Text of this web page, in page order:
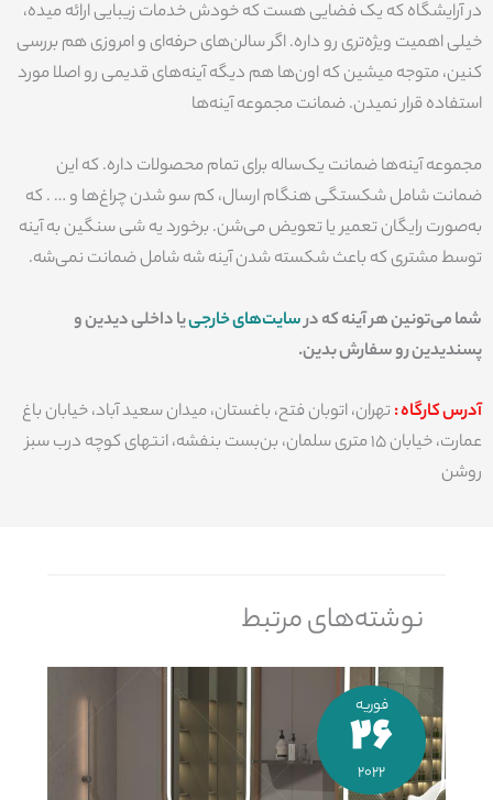
در آرایشگاه که یک فضایی هست که خودش خدمات زیبایی ارائه میده،
خیلی اهمیت ویژه‌تری رو داره. اگر سالن‌های حرفه‌ای و امروزی هم بررسی
کنین، متوجه میشین که اون‌ها هم دیگه آینه‌های قدیمی رو اصلا مورد
استفاده قرار نمیدن. ضمانت مجموعه آینه‌ها
مجموعه آینه‌ها ضمانت یک‌ساله برای تمام محصولات داره. که این
ضمانت شامل شکستگی هنگام ارسال، کم سو شدن چراغ‌ها و … . که
به‌صورت رایگان تعمیر یا تعویض می‌شن. برخورد یه شی سنگین به آینه
توسط مشتری که باعث شکسته شدن آینه شه شامل ضمانت نمی‌شه.
شما می‌تونین هر آینه که درسایت‌های خارجییا داخلی دیدین و
پسندیدین رو سفارش بدین.
آدرس کارگاه :تهران، اتوبان فتح، باغستان، میدان سعید آباد، خیابان باغ
عمارت، خیابان 15 متری سلمان، بن‌بست بنفشه، انتهای کوچه درب سبز
روشن
نوشته‌های مرتبط
فوریه
26
2022